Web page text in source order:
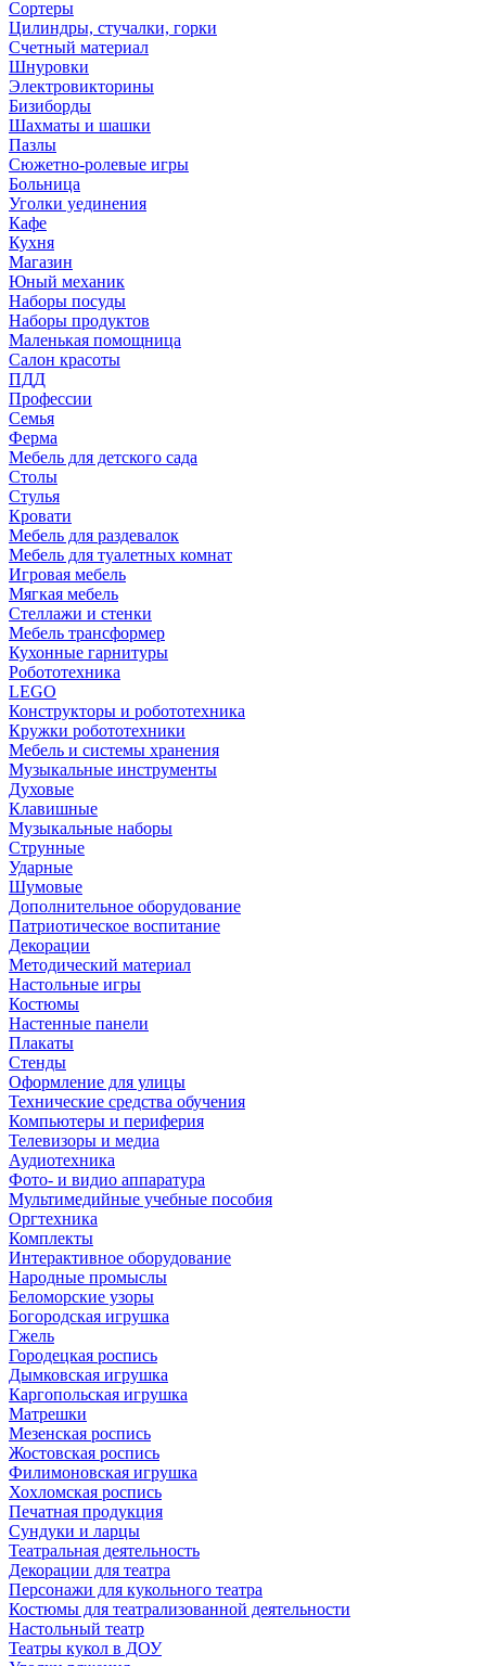
Сортеры
Цилиндры, стучалки, горки
Счетный материал
Шнуровки
Электровикторины
Бизиборды
Шахматы и шашки
Пазлы
Сюжетно-ролевые игры
Больница
Уголки уединения
Кафе
Кухня
Магазин
Юный механик
Наборы посуды
Наборы продуктов
Маленькая помощница
Салон красоты
ПДД
Профессии
Семья
Ферма
Мебель для детского сада
Столы
Cтулья
Кровати
Мебель для раздевалок
Мебель для туалетных комнат
Игровая мебель
Мягкая мебель
Стеллажи и стенки
Мебель трансформер
Кухонные гарнитуры
Робототехника
LEGO
Конструкторы и робототехника
Кружки робототехники
Мебель и системы хранения
Музыкальные инструменты
Духовые
Клавишные
Музыкальные наборы
Струнные
Ударные
Шумовые
Дополнительное оборудование
Патриотическое воспитание
Декорации
Методический материал
Настольные игры
Костюмы
Настенные панели
Плакаты
Стенды
Оформление для улицы
Технические средства обучения
Компьютеры и периферия
Телевизоры и медиа
Аудиотехника
Фото- и видио аппаратура
Мультимедийные учебные пособия
Оргтехника
Комплекты
Интерактивное оборудование
Народные промыслы
Беломорские узоры
Богородская игрушка
Гжель
Городецкая роспись
Дымковская игрушка
Каргопольская игрушка
Матрешки
Мезенская роспись
Жостовская роспись
Филимоновская игрушка
Хохломская роспись
Печатная продукция
Сундуки и ларцы
Театральная деятельность
Декорации для театра
Персонажи для кукольного театра
Костюмы для театрализованной деятельности
Настольный театр
Театры кукол в ДОУ